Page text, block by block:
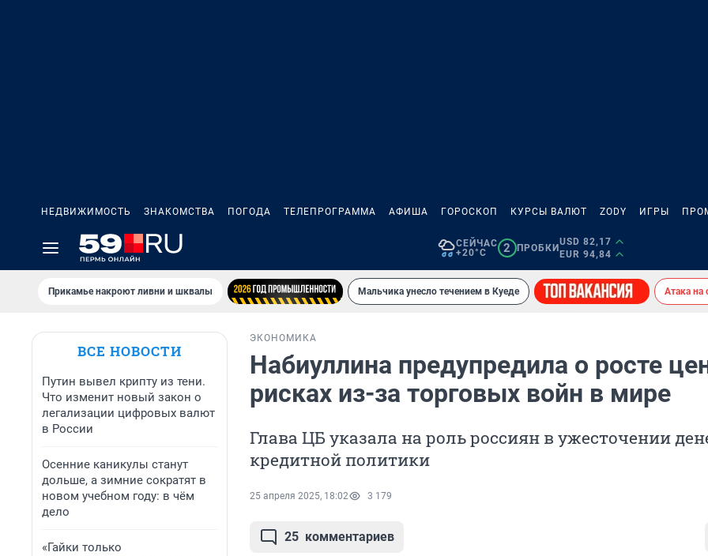
НЕДВИЖИМОСТЬ ЗНАКОМСТВА ПОГОДА ТЕЛЕПРОГРАММА АФИША ГОРОСКОП КУРСЫ ВАЛЮТ ZODY ИГРЫ
СЕЙЧАС
+20°C
2 ПРОБКИ
USD 82,17
EUR 94,84
Прикамье накроют ливни и шквалы Мальчика унесло течением в Куеде Атака на
ВСЕ НОВОСТИ
Путин вывел крипту из тени.
Что изменит новый закон о
легализации цифровых валют
в России
Осенние каникулы станут
дольше, а зимние сократят в
новом учебном году: в чём
дело
«Гайки только
ЭКОНОМИКА
Набиуллина предупредила о росте
рисках из-за торговых войн в мире
Глава ЦБ указала на роль россиян в ужесточении
кредитной политики
25 апреля 2025, 18:02 3 179
25 комментариев